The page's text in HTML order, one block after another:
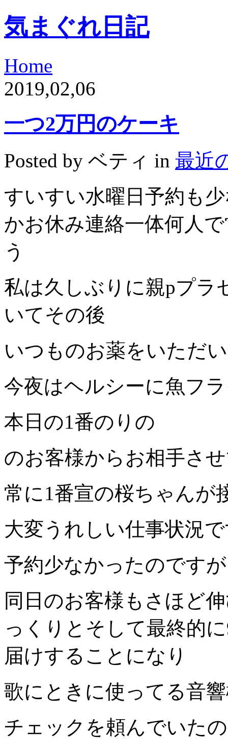
気まぐれ日記
Home
2019,02,06
一つ2万円のケーキ
Posted by ベティ in 最近
すいすい水曜日予約も
かお休み連絡一体何人
う
私は久しぶりに親pプラ
いてその後
いつものお薬をいただ
今夜はヘルシーに魚フ
本日の1番のりの
のお客様からお相手さ
常に1番宣の桜ちゃんが
大変うれしい仕事状況
予約少なかったのですが
同日のお客様もさほど
っくりとそして最終的
届けすることになり
歌にときに使ってる音
チェックを頼んでいた